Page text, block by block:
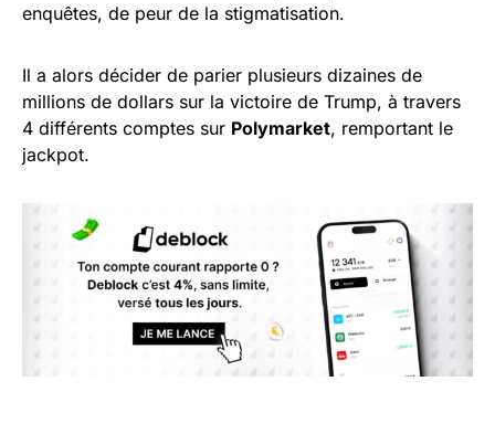
enquêtes, de peur de la stigmatisation.
Il a alors décider de parier plusieurs dizaines de
millions de dollars sur la victoire de Trump, à travers
4 différents comptes sur Polymarket, remportant le
jackpot.